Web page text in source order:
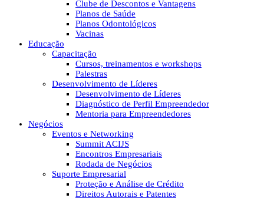
Clube de Descontos e Vantagens
Planos de Saúde
Planos Odontológicos
Vacinas
Educação
Capacitação
Cursos, treinamentos e workshops
Palestras
Desenvolvimento de Líderes
Desenvolvimento de Líderes
Diagnóstico de Perfil Empreendedor
Mentoria para Empreendedores
Negócios
Eventos e Networking
Summit ACIJS
Encontros Empresariais
Rodada de Negócios
Suporte Empresarial
Proteção e Análise de Crédito
Direitos Autorais e Patentes